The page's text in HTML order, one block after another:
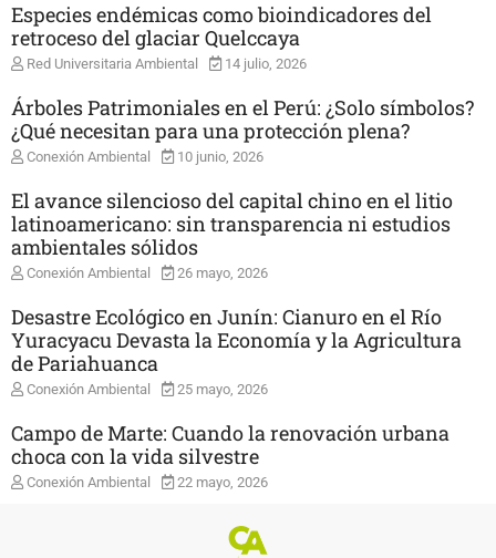
Especies endémicas como bioindicadores del
retroceso del glaciar Quelccaya
Red Universitaria Ambiental 14 julio, 2026
Árboles Patrimoniales en el Perú: ¿Solo símbolos?
¿Qué necesitan para una protección plena?
Conexión Ambiental 10 junio, 2026
El avance silencioso del capital chino en el litio
latinoamericano: sin transparencia ni estudios
ambientales sólidos
Conexión Ambiental 26 mayo, 2026
Desastre Ecológico en Junín: Cianuro en el Río
Yuracyacu Devasta la Economía y la Agricultura
de Pariahuanca
Conexión Ambiental 25 mayo, 2026
Campo de Marte: Cuando la renovación urbana
choca con la vida silvestre
Conexión Ambiental 22 mayo, 2026